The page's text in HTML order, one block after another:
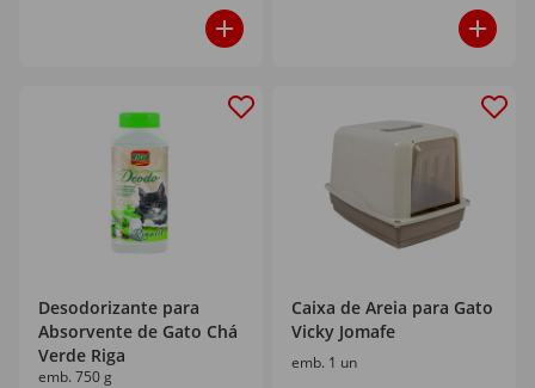
Desodorizante para
Absorvente de Gato Chá
Verde Riga
emb. 750 g
Caixa de Areia para Gato
Vicky Jomafe
emb. 1 un